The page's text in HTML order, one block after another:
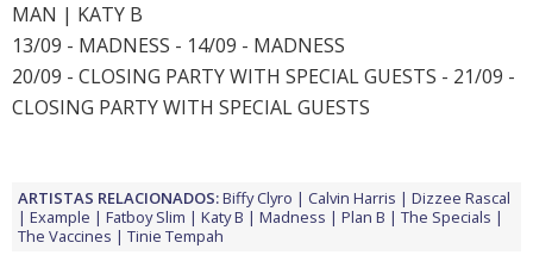
MAN | KATY B
13/09 - MADNESS - 14/09 - MADNESS
20/09 - CLOSING PARTY WITH SPECIAL GUESTS - 21/09 -
CLOSING PARTY WITH SPECIAL GUESTS
ARTISTAS RELACIONADOS:Biffy Clyro Calvin Harris
Dizzee Rascal
Example
Fatboy Slim Katy B Madness Plan B
The Specials
The Vaccines
Tinie Tempah